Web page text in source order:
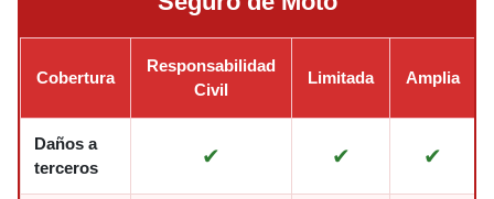
Cobertura
Responsabilidad
Civil
Limitada Amplia
Daños a
terceros
✔ ✔ ✔